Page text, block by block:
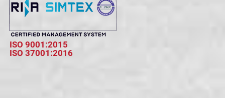
ISO 9001:2015
ISO 37001:2016